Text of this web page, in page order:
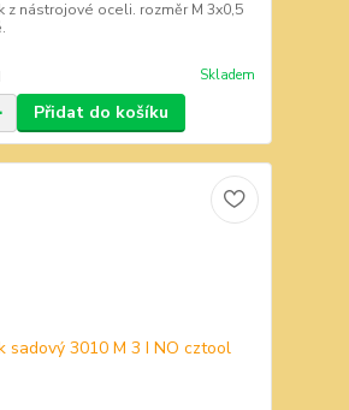
z nástrojové oceli. rozměr M 3x0,5
Skladem
Přidat do košíku